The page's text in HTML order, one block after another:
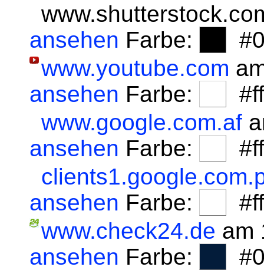
ansehen Farbe:
www.youtube.com
ansehen Farbe:
www.google.com.af
ansehen Farbe:
ansehen Farbe:
www.check24.de am
ansehen Farbe: